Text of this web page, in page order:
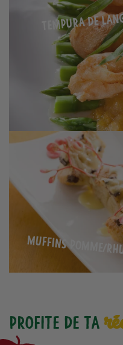
Tempura de
Muffins pomme/
Profite de ta